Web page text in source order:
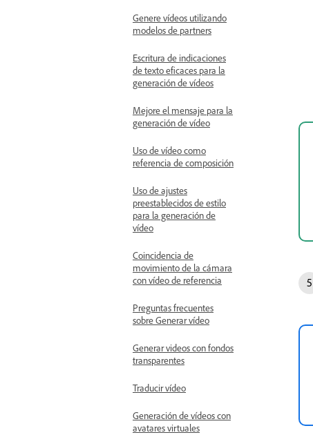
Genere vídeos utilizando
modelos de partners
Escritura de indicaciones
de texto eficaces para la
generación de vídeos
Mejore el mensaje para la
generación de vídeo
Uso de vídeo como
referencia de composición
Uso de ajustes
preestablecidos de estilo
para la generación de
vídeo
Coincidencia de
movimiento de la cámara
con vídeo de referencia
Preguntas frecuentes
sobre Generar vídeo
Generar videos con fondos
transparentes
Traducir vídeo
Generación de vídeos con
avatares virtuales